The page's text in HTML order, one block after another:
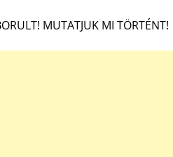
MUTATJUK MI TÖRTÉNT!